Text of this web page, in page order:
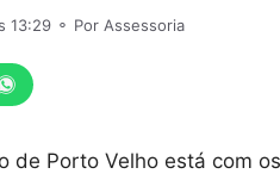
13:29 ⚬ Por Assessoria
de Porto Velho está com